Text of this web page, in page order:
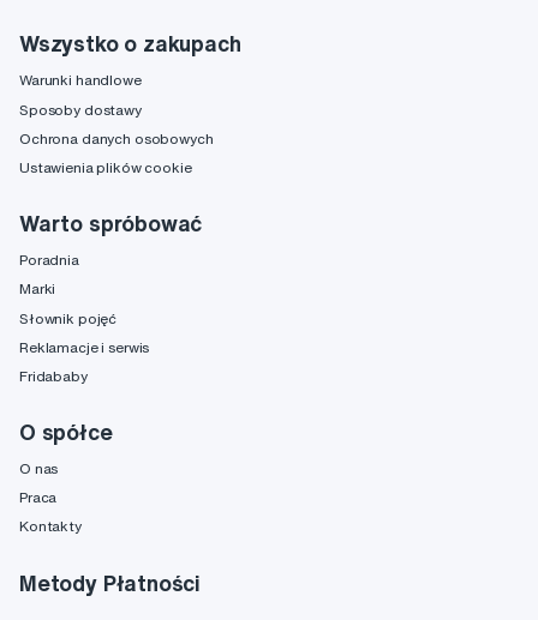
Wszystko o zakupach
Warunki handlowe
Sposoby dostawy
Ochrona danych osobowych
Ustawienia plików cookie
Warto spróbować
Poradnia
Marki
Słownik pojęć
Reklamacje i serwis
Fridababy
O spółce
O nas
Praca
Kontakty
Metody Płatności